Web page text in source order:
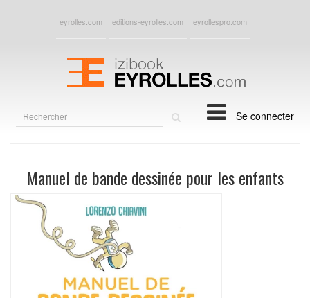
eyrolles.com editions-eyrolles.com eyrollespro.com
Se connecter
Manuel de bande dessinée pour les enfants